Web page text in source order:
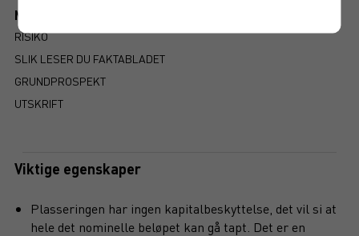
Mer information om produkten
RISIKO
SLIK LESER DU FAKTABLADET
GRUNDPROSPEKT
UTSKRIFT
Viktige egenskaper
Plasseringen har ingen kapitalbeskyttelse, det vil si at
hele det nominelle beløpet kan gå tapt. Det er en